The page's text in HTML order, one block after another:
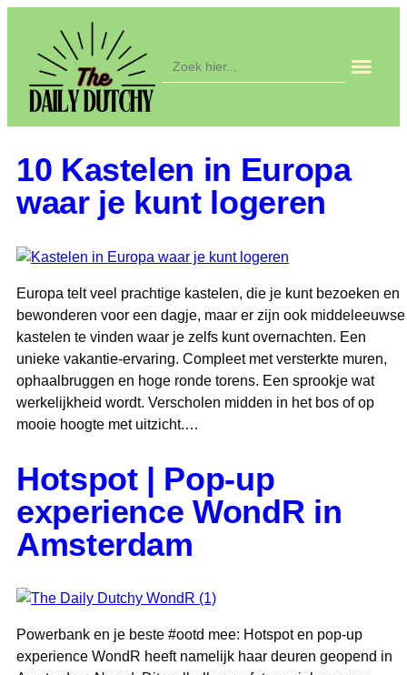
naar:
10 Kastelen in Europa
waar je kunt logeren
Europa telt veel prachtige kastelen, die je kunt bezoeken en
bewonderen voor een dagje, maar er zijn ook middeleeuwse
kastelen te vinden waar je zelfs kunt overnachten. Een
unieke vakantie-ervaring. Compleet met versterkte muren,
ophaalbruggen en hoge ronde torens. Een sprookje wat
werkelijkheid wordt. Verscholen midden in het bos of op
mooie hoogte met uitzicht.…
Hotspot | Pop-up
experience WondR in
Amsterdam
Powerbank en je beste #ootd mee: Hotspot en pop-up
experience WondR heeft namelijk haar deuren geopend in